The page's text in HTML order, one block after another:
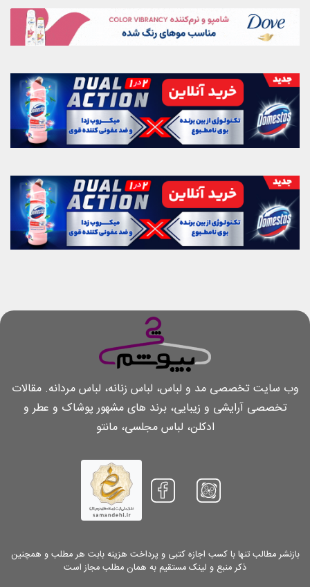
وب سایت تخصصی مد و لباس، لباس زنانه، لباس مردانه. مقالات
تخصصی آرایشی و زیبایی، برند های مشهور پوشاک و عطر و
ادکلن، لباس مجلسی، مانتو
بازنشر مطالب تنها با کسب اجازه کتبی و پرداخت هزینه بابت هر مطلب و همچنین
ذکر منبع و لینک مستقیم به همان مطلب مجاز است